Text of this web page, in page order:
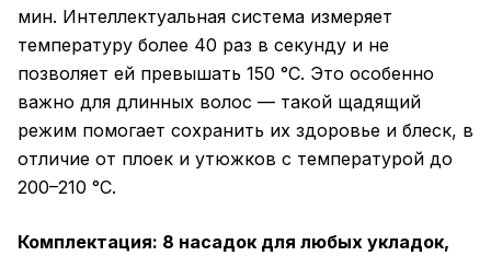
мин. Интеллектуальная система измеряет
температуру более 40 раз в секунду и не
позволяет ей превышать 150 °C. Это особенно
важно для длинных волос — такой щадящий
режим помогает сохранить их здоровье и блеск, в
отличие от плоек и утюжков с температурой до
200–210 °C.
Комплектация: 8 насадок для любых укладок,